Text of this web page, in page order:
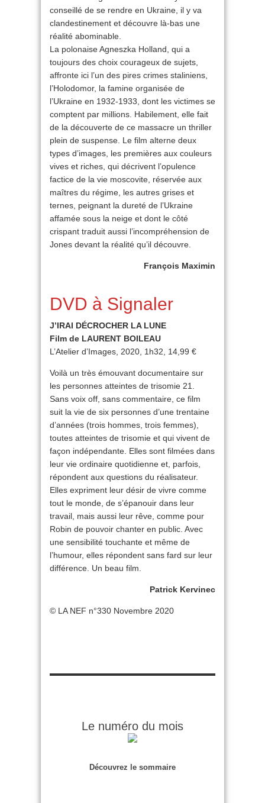
conseillé de se rendre en Ukraine, il y va
clandestinement et découvre là-bas une
réalité abominable.
La polonaise Agneszka Holland, qui a
toujours des choix courageux de sujets,
affronte ici l’un des pires crimes staliniens,
l’Holodomor, la famine organisée de
l’Ukraine en 1932-1933, dont les victimes se
comptent par millions. Habilement, elle fait
de la découverte de ce massacre un thriller
plein de suspense. Le film alterne deux
types d’images, les premières aux couleurs
vives et riches, qui décrivent l’opulence
factice de la vie moscovite, réservée aux
maîtres du régime, les autres grises et
ternes, peignant la dureté de l’Ukraine
affamée sous la neige et dont le côté
crispant traduit aussi l’incompréhension de
Jones devant la réalité qu’il découvre.
François Maximin
DVD à Signaler
J’IRAI DÉCROCHER LA LUNE
Film de LAURENT BOILEAU
L’Atelier d’Images, 2020, 1h32, 14,99 €
Voilà un très émouvant documentaire sur
les personnes atteintes de trisomie 21.
Sans voix off, sans commentaire, ce film
suit la vie de six personnes d’une trentaine
d’années (trois hommes, trois femmes),
toutes atteintes de trisomie et qui vivent de
façon indépendante. Elles sont filmées dans
leur vie ordinaire quotidienne et, parfois,
répondent aux questions du réalisateur.
Elles expriment leur désir de vivre comme
tout le monde, de s’épanouir dans leur
travail, mais aussi leur rêve, comme pour
Robin de pouvoir chanter en public. Avec
une sensibilité touchante et même de
l’humour, elles répondent sans fard sur leur
différence. Un beau film.
Patrick Kervinec
© LA NEF n°330 Novembre 2020
Le numéro du mois
Découvrez le sommaire